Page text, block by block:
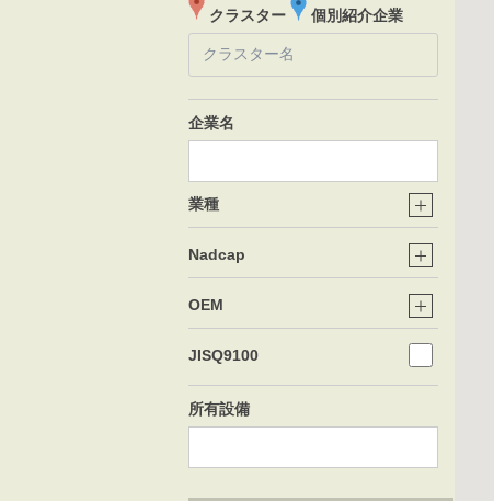
クラスター 個別紹介企業
企業名
業種
Nadcap
OEM
JISQ9100
所有設備